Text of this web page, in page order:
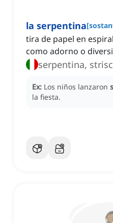
la serpentina[
tira de papel en
como adorno o
serpentina,
Ex: Los niños lanzaron
la fiesta.